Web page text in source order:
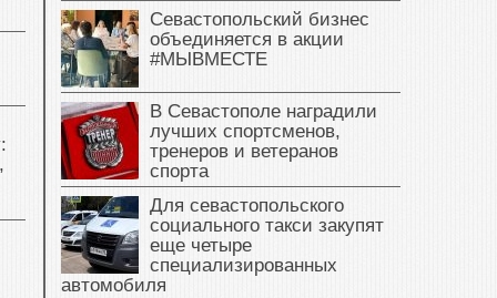
Севастопольский бизнес
объединяется в акции
#МЫВМЕСТЕ
В Севастополе наградили
лучших спортсменов,
тренеров и ветеранов
спорта
Для севастопольского
социального такси закупят
еще четыре
специализированных
автомобиля